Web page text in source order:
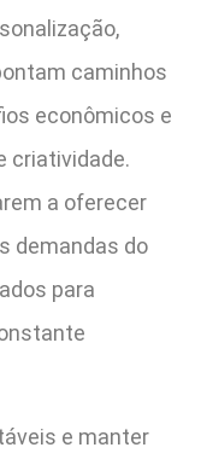
caminhos
econômicos e
criatividade.
a oferecer
demandas do
para
e manter